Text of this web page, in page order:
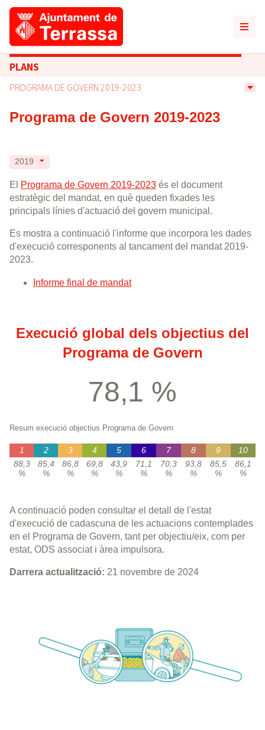
PLANS
PROGRAMA DE GOVERN 2019-2023
Programa de Govern 2019-2023
2019
El Programa de Govern 2019-2023 és el document
estratègic del mandat, en què queden fixades les
principals línies d'actuació del govern municipal.
Es mostra a continuació l'informe que incorpora les dades
d'execució corresponents al tancament del mandat 2019-
2023.
Informe final de mandat
Execució global dels objectius del
Programa de Govern
78,1 %
Resum execució objectius Programa de Govern
1 2 3 4 5 6 7 8 9
10
88,3
%
85,4
%
86,8
%
69,8
%
43,9
%
71,1
%
70,3
%
93,8
%
85,5
%
86,1
%
A continuació poden consultar el detall de l'estat
d'execució de cadascuna de les actuacions contemplades
en el Programa de Govern, tant per objectiu/eix, com per
estat, ODS associat i àrea impulsora.
Darrera actualització: 21 novembre de 2024